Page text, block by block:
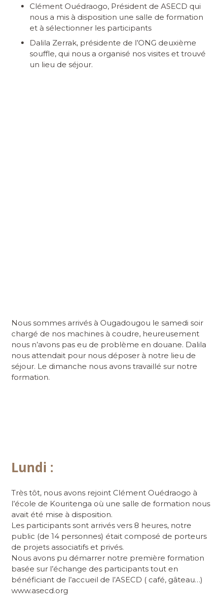
Clément Ouédraogo, Président de ASECD qui
nous a mis à disposition une salle de formation
et à sélectionner les participants
Dalila Zerrak, présidente de l’ONG deuxième
souffle, qui nous a organisé nos visites et trouvé
un lieu de séjour.
Nous sommes arrivés à Ougadougou le samedi soir
chargé de nos machines à coudre, heureusement
nous n’avons pas eu de problème en douane. Dalila
nous attendait pour nous déposer à notre lieu de
séjour. Le dimanche nous avons travaillé sur notre
formation.
Lundi :
Très tôt, nous avons rejoint Clément Ouédraogo à
l’école de Kouritenga où une salle de formation nous
avait été mise à disposition.
Les participants sont arrivés vers 8 heures, notre
public (de 14 personnes) était composé de porteurs
de projets associatifs et privés.
Nous avons pu démarrer notre première formation
basée sur l’échange des participants tout en
bénéficiant de l’accueil de l’ASECD ( café, gâteau…)
www.asecd.org